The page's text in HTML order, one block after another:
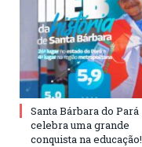
Santa Bárbara do Pará
celebra uma grande
conquista na educação!